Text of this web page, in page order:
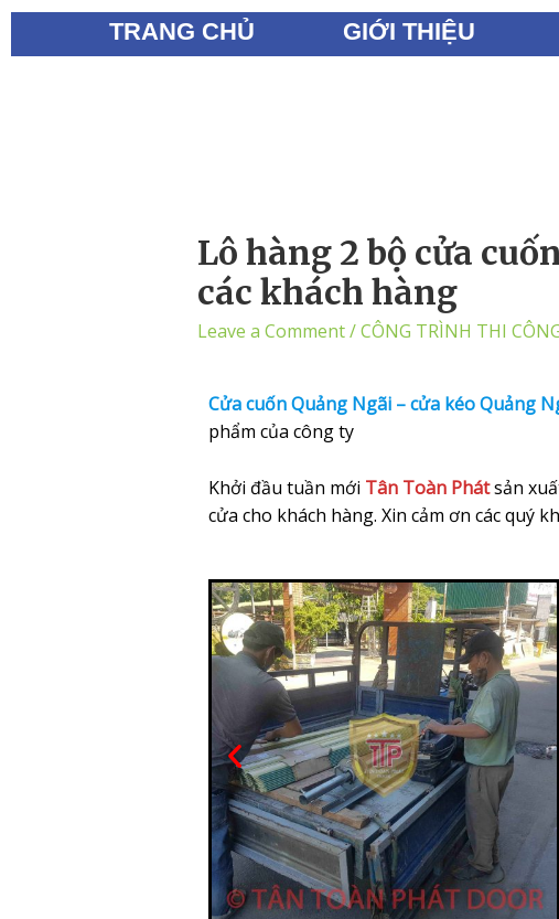
TRANG CHỦ GIỚI THIỆU
Lô hàng 2 bộ cửa
các khách hàng
Leave a Comment/CÔNG TRÌNH THI
Cửacuốn Quảng Ngãi – cửa kéo Quảng
phẩm của công ty
Khởi đầu tuần mới Tân Toàn Phátsản
cửa cho khách hàng. Xin cảm ơn các quý